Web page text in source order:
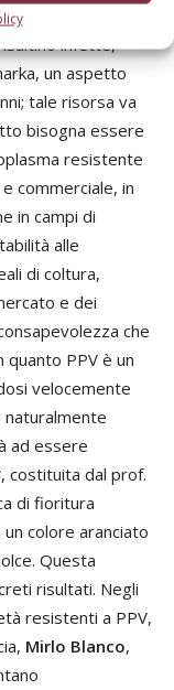
che risultano
infette,
un aspetto
tale risorsa va
bisogna essere
resistente
commerciale, in
in campi di
alle
di coltura,
e dei
che
PPV è un
velocemente
naturalmente
ad essere
, costituita dal prof.
di fioritura
colore aranciato
Questa
risultati. Negli
resistenti a PPV,
Mirlo Blanco,